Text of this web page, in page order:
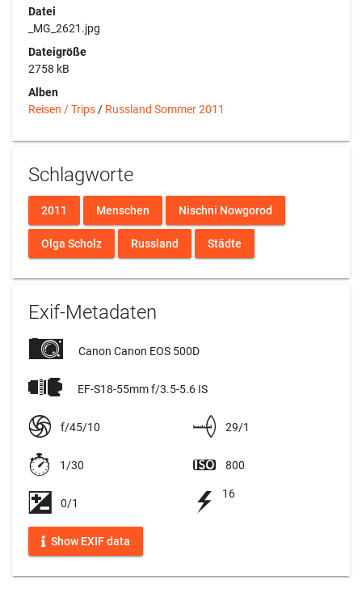
Datei
_MG_2621.jpg
Dateigröße
2758 kB
Alben
Reisen / Trips / Russland Sommer 2011
Schlagworte
2011 Menschen Nischni Nowgorod
Olga Scholz Russland Städte
Exif-Metadaten
Canon Canon EOS 500D
EF-S18-55mm f/3.5-5.6 IS
f/45/10 29/1
1/30 800
0/1
16
Show EXIF data